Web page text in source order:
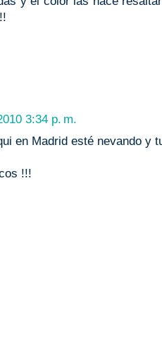
3:34 p. m.
en Madrid esté nevando y
!!!